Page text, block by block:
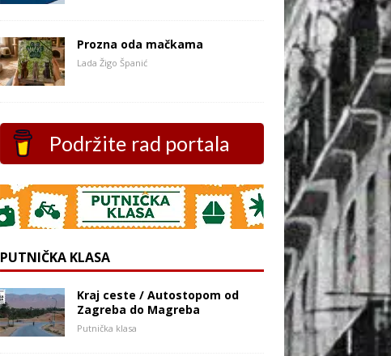
Prozna oda mačkama
Lada Žigo Španić
Podržite rad portala
PUTNIČKA KLASA
Kraj ceste / Autostopom od
Zagreba do Magreba
Putnička klasa